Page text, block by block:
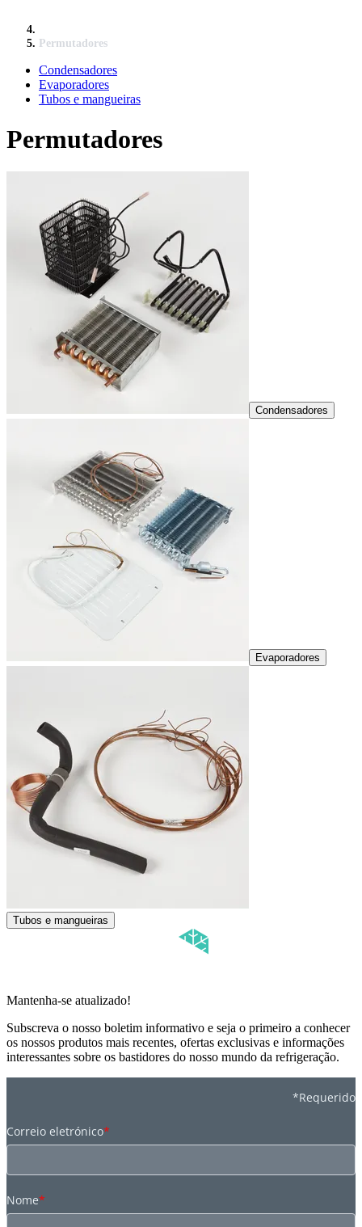
Permutadores
Condensadores
Evaporadores
Tubos e mangueiras
Permutadores
Condensadores
Evaporadores
Tubos e mangueiras
Mantenha-se atualizado!
Subscreva o nosso boletim informativo e seja o primeiro a conhecer
os nossos produtos mais recentes, ofertas exclusivas e informações
interessantes sobre os bastidores do nosso mundo da refrigeração.
*Requerido
Correio eletrónico*
Nome*